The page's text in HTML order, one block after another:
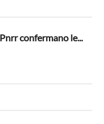
confermano le...